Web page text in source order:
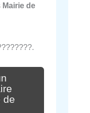
Mairie de
de